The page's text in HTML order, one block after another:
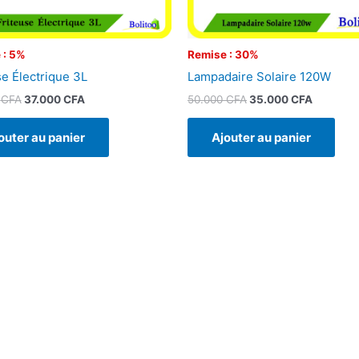
: 5%
Électrique 3L
CFA 37.000CFA
au panier
Remise : 30%
Lampadaire Solaire 120W
50.000CFA35.000CFA
Ajouter au panier